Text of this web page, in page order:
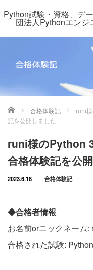
Python試験・資格、デ
団法人Pythonエン
ホーム 合格体験記
runi
記を公開しました
runi様のPython
合格体験記を公
2023.6.18 合格体験記
◆合格者情報
お名前orニックネーム:
合格された試験: